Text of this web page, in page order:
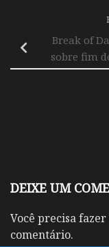
Break of
sobre fim
DEIXE UM
Você precisa fazer
comentário.